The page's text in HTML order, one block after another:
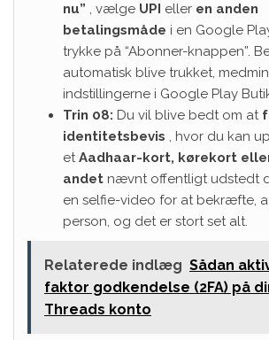
nu” , vælge UPI eller en anden
betalingsmåde i en Google
trykke på “Abonner-knappen”.
automatisk blive trukket,
indstillingerne i Google Play
Trin 08: Du vil blive bedt om at
identitetsbevis , hvor du kan
etAadhaar-kort, kørekort
andet nævnt offentligt udstedt
en selfie-video for at bekræfte,
person, og det er stort set alt.
Relaterede indlæg Sådan
faktor godkendelse (2FA) på
Threads konto